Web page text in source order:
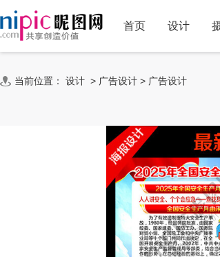
首页 设计
当前位置： 设计 > 广告设计 > 广告设计